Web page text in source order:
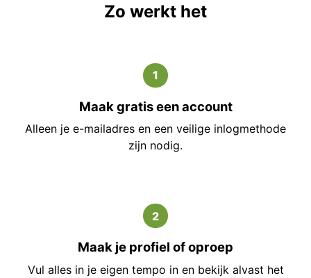
Zo werkt het
1
Maak gratis een account
Alleen je e-mailadres en een veilige inlogmethode
zijn nodig.
2
Maak je profiel of oproep
Vul alles in je eigen tempo in en bekijk alvast het